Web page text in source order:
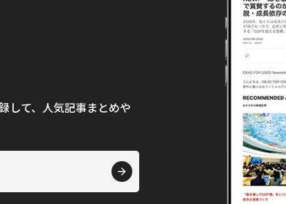
して、人気記事まとめや